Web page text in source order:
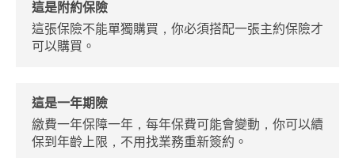
這是附約保險
這張保險不能單獨購買，你必須搭配一張主約保險才
可以購買。
這是一年期險
繳費一年保障一年，每年保費可能會變動，你可以續
保到年齡上限，不用找業務重新簽約。